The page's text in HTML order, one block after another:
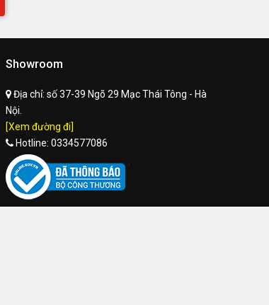
Showroom
Địa chỉ: số 37-39 Ngõ 29 Mạc Thái Tông - Hà
Nội.
[Xem đường đi]
Hotline: 0334577086